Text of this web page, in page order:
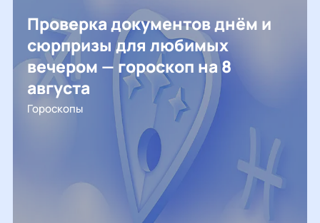
Проверка документов днём и
сюрпризы для любимых
вечером — гороскоп на 8
августа
Гороскопы